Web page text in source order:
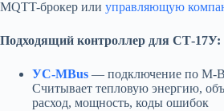
MQTT-брокер или управляющую
Подходящий контроллер для СТ-17У:
УС-MBus — подключение по M-
Считывает тепловую энергию,
расход, мощность, коды ошибок